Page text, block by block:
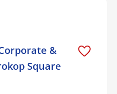
&
Square